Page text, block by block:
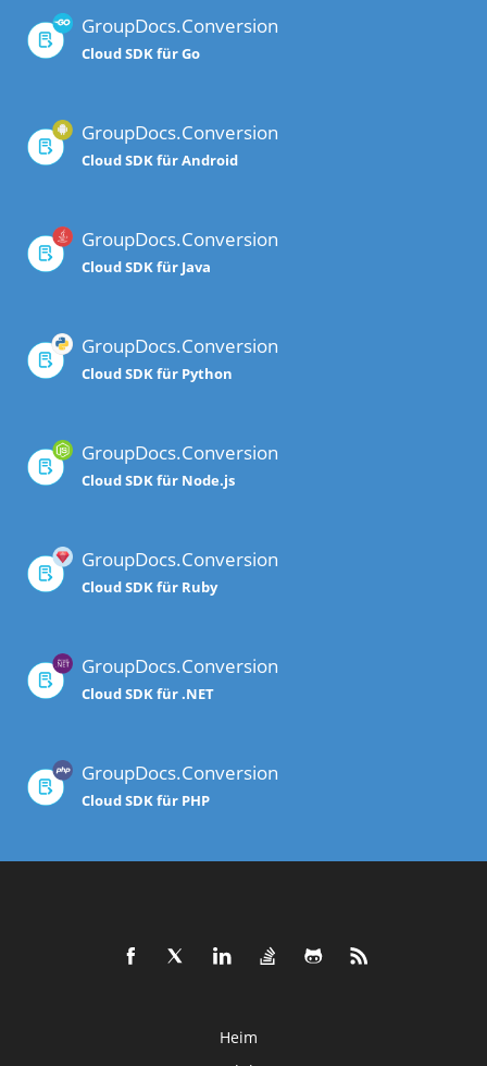
GroupDocs.Conversion
Cloud SDK für Go
GroupDocs.Conversion
Cloud SDK für Android
GroupDocs.Conversion
Cloud SDK für Java
GroupDocs.Conversion
Cloud SDK für Python
GroupDocs.Conversion
Cloud SDK für Node.js
GroupDocs.Conversion
Cloud SDK für Ruby
GroupDocs.Conversion
Cloud SDK für .NET
GroupDocs.Conversion
Cloud SDK für PHP
Heim